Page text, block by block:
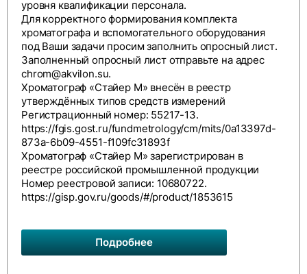
уровня квалификации персонала.
Для корректного формирования комплекта
хроматографа и вспомогательного оборудования
под Ваши задачи просим заполнить опросный лист.
Заполненный опросный лист отправьте на адрес
chrom@akvilon.su.
Хроматограф «Стайер М» внесён в реестр
утверждённых типов средств измерений
Регистрационный номер: 55217-13.
https://fgis.gost.ru/fundmetrology/cm/mits/0a13397d-
873a-6b09-4551-f109fc31893f
Хроматограф «Стайер М» зарегистрирован в
реестре российской промышленной продукции
Номер реестровой записи: 10680722.
https://gisp.gov.ru/goods/#/product/1853615
Подробнее